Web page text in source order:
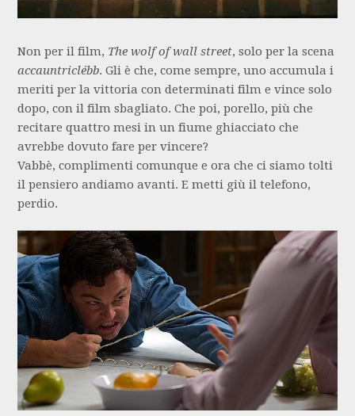
Non per il film, The wolf of wall street, solo per la scena
accauntriclébb. Gli è che, come sempre, uno accumula i
meriti per la vittoria con determinati film e vince solo
dopo, con il film sbagliato. Che poi, porello, più che
recitare quattro mesi in un fiume ghiacciato che
avrebbe dovuto fare per vincere?
Vabbè, complimenti comunque e ora che ci siamo tolti
il pensiero andiamo avanti. E metti giù il telefono,
perdio.